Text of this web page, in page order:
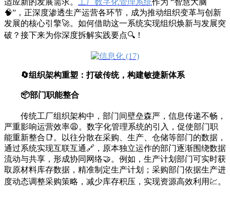
适应新的发展需求。 工厂数字化管理系统作为 “智慧大脑
🧠”，正深度渗透生产运营各环节，成为推动组织变革与创新
发展的核心引擎🚀。如何借助这一系统实现组织焕新与发展突
破？接下来为你深度拆解实践要点🔍！
🔄组织架构重塑：打破传统，构建敏捷新体系
📦部门职能整合
传统工厂组织架构中，部门间壁垒森严，信息传递不畅，
严重影响运营效率😩。数字化管理系统的引入，促使部门职
能重新整合📑。以往分散在采购、生产、仓储等部门的数据，
通过系统实现互联互通🔗，原本独立运作的部门逐渐围绕数据
流动与共享，形成协同网络🤝。例如，生产计划部门可实时获
取原材料库存数据，精准制定生产计划；采购部门依据生产进
度动态调整采购策略，减少库存积压，实现资源高效利用💹。